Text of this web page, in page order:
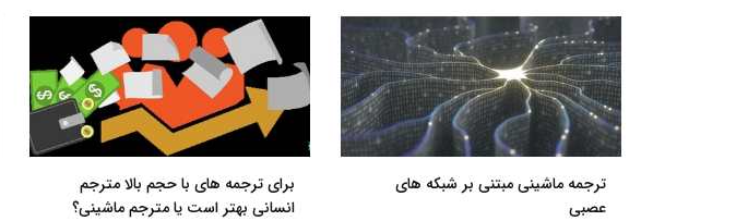
ترجمه ماشینی مبتنی بر شبکه های
عصبی
برای ترجمه های با حجم بالا مترجم
انسانی بهتر است یا مترجم ماشینی؟